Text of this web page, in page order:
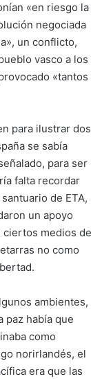
«en riesgo la
negociada
un conflicto,
vasco a los
«tantos
para ilustrar dos
se sabía
para ser
falta recordar
de ETA,
un apoyo
ciertos medios de
no como
ambientes,
paz había que
como
norirlandés, el
era que las